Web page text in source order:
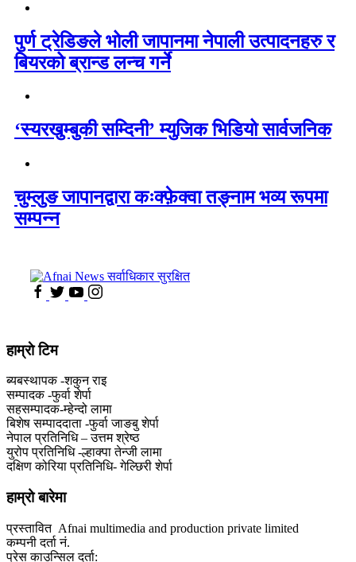
पुर्ण ट्रेडिङले भोली जापानमा नेपाली उत्पादनहरु र
बियरको ब्रान्ड लन्च गर्ने
‘स्यरखुम्बुकी सम्दिनी’ म्युजिक भिडियो सार्वजनिक
चुम्लुङ जापानद्वारा कःक्फ़ेक्वा तङ्नाम भव्य रूपमा
सम्पन्न
हाम्राे टिम
ब्यबस्थापक -शकुन राइ
सम्पादक -फुर्वा शेर्पा
सहसम्पादक-म्हेन्दो लामा
‍बिशेष सम्पाददाता -फुर्वा जा‌ङबु शेर्पा
नेपाल प्रतिनिधि – उत्तम श्रेष्ठ
युरोप प्रतिनिधि -ल्हाक्पा तेन्जी लामा
दक्षिण कोरिया प्रतिनिधि- गेल्छिरी शेर्पा
हाम्रो बारेमा
प्रस्तावित Afnai multimedia and production private limited
कम्पनी दर्ता नं.
प्रेस काउन्सिल दर्ता: